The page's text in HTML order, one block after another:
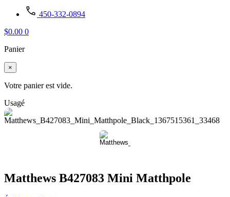
450-332-0894
$0.00 0
Panier
×
Votre panier est vide.
Usagé
Matthews B427083 Mini Matthpole